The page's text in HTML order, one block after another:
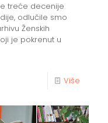
treće decenije
odlučile smo
Ženskih
je pokrenut u
Više